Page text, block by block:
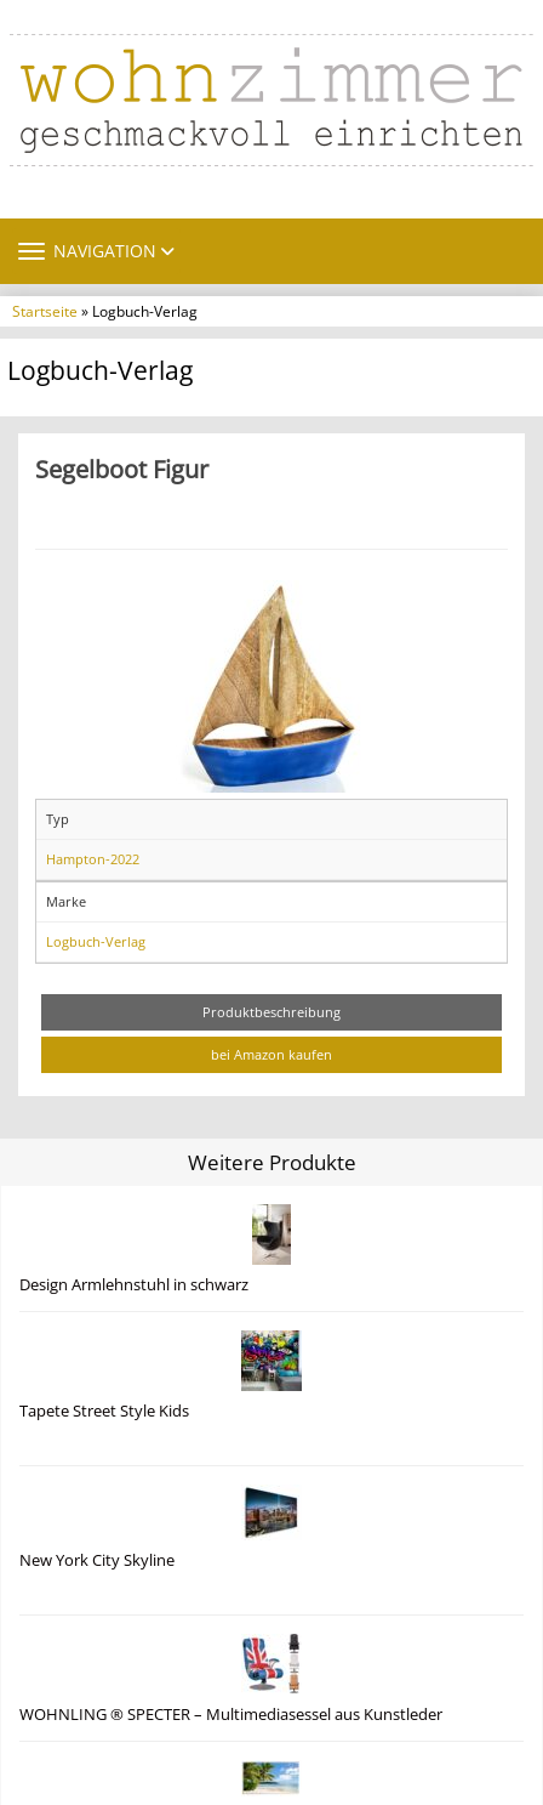
TOGGLE NAVIGATION
NAVIGATION
Startseite» Logbuch-Verlag
Logbuch-Verlag
Segelboot Figur
Typ
Hampton-2022
Marke
Logbuch-Verlag
Produktbeschreibung
bei Amazon kaufen
Weitere Produkte
Design Armlehnstuhl in schwarz
Tapete Street Style Kids
New York City Skyline
WOHNLING ® SPECTER – Multimediasessel aus Kunstleder